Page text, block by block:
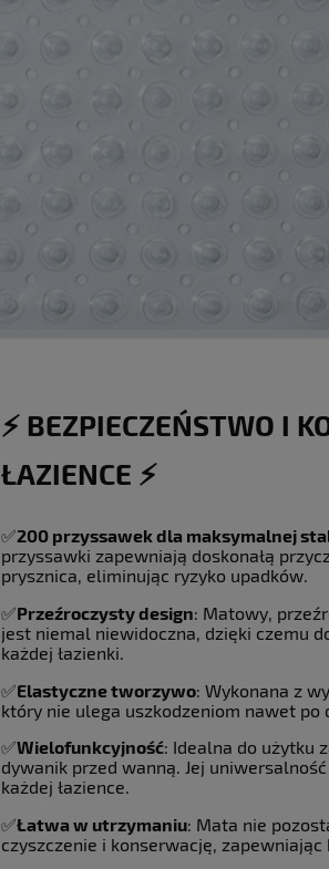
⚡️ BEZPIECZEŃSTWO I
ŁAZIENCE ⚡️
✅200 przyssawek dla maksymalnej
przyssawki zapewniają doskonałą
prysznica, eliminując ryzyko upadków.
✅Przeźroczysty design: Matowy,
jest niemal niewidoczna, dzięki czemu
każdej łazienki.
✅Elastyczne tworzywo: Wykonana z
który nie ulega uszkodzeniom nawet po
✅Wielofunkcyjność: Idealna do użytku
dywanik przed wanną. Jej
każdej łazience.
✅Łatwa w utrzymaniu: Mata nie
czyszczenie i konserwację,